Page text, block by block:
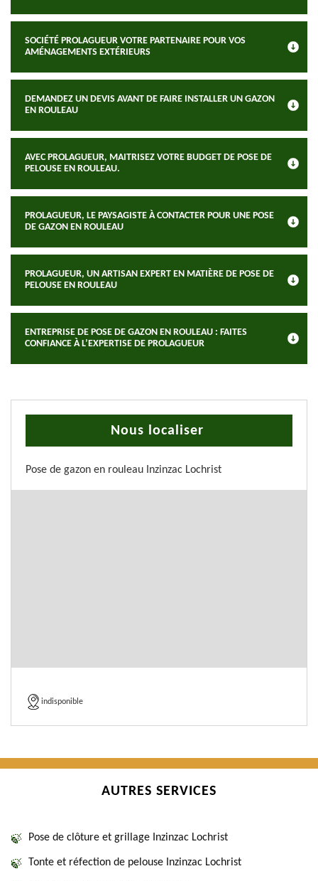
SOCIÉTÉ PROLAGUEUR VOTRE PARTENAIRE POUR VOS
AMÉNAGEMENTS EXTÉRIEURS
DEMANDEZ UN DEVIS AVANT DE FAIRE INSTALLER UN GAZON
EN ROULEAU
AVEC PROLAGUEUR, MAITRISEZ VOTRE BUDGET DE POSE DE
PELOUSE EN ROULEAU.
PROLAGUEUR, LE PAYSAGISTE À CONTACTER POUR UNE POSE
DE GAZON EN ROULEAU
PROLAGUEUR, UN ARTISAN EXPERT EN MATIÈRE DE POSE DE
PELOUSE EN ROULEAU
ENTREPRISE DE POSE DE GAZON EN ROULEAU : FAITES
CONFIANCE À L’EXPERTISE DE PROLAGUEUR
Nous localiser
Pose de gazon en rouleau Inzinzac Lochrist
indisponible
AUTRES SERVICES
Pose de clôture et grillage Inzinzac Lochrist
Tonte et réfection de pelouse Inzinzac Lochrist